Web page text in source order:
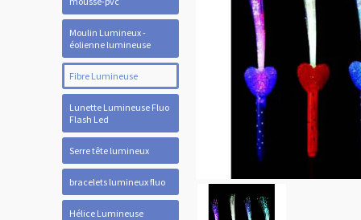
Moulin Lumineux -
éolienne lumineuse
Fibre Lumineuse
Lunette Lumineuse Fluo
Flash Led
Serre tête lumineux
bracelets lumineux fluo
Hélice Lumineuse